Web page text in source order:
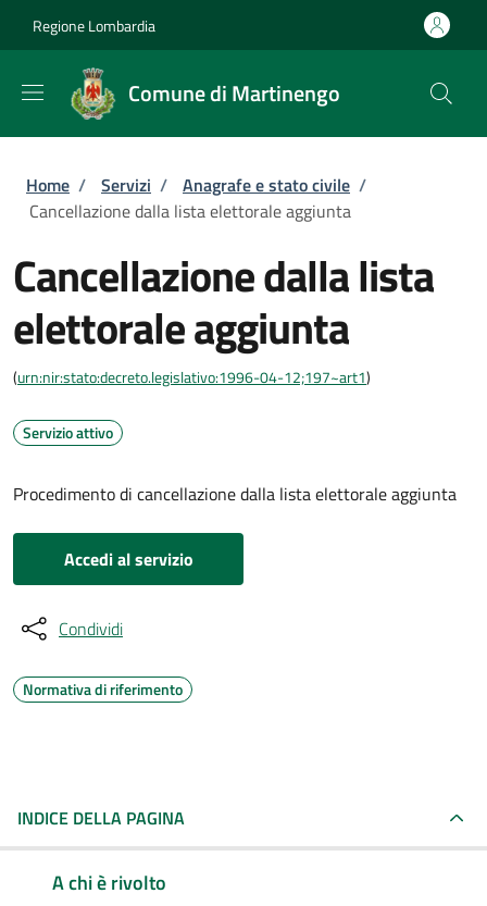
Regione Lombardia
Comune di Martinengo
Briciole di pane
Home / Servizi / Anagrafe e stato civile /
Cancellazione dalla lista elettorale aggiunta
Cancellazione dalla lista
elettorale aggiunta
(urn:nir:stato:decreto.legislativo:1996-04-12;197~art1)
Servizio attivo
Procedimento di cancellazione dalla lista elettorale aggiunta
Accedi al servizio
Condividi
Normativa di riferimento
INDICE DELLA PAGINA
A chi è rivolto